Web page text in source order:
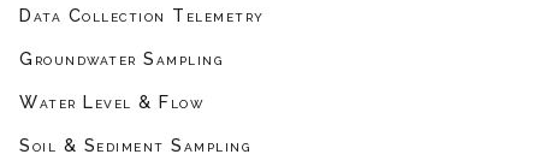
Data Collection Telemetry
Groundwater Sampling
Water Level & Flow
Soil & Sediment Sampling